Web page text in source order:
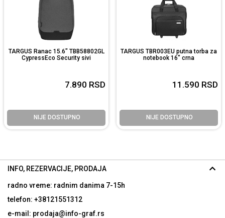
TARGUS Ranac 15.6" TBB58802GL
CypressEco Security sivi
7.890 RSD
NIJE DOSTUPNO
TARGUS TBR003EU putna torba za
notebook 16" crna
11.590 RSD
NIJE DOSTUPNO
INFO, REZERVACIJE, PRODAJA
radno vreme: radnim danima 7-15h
telefon: +38121551312
e-mail: prodaja@info-graf.rs